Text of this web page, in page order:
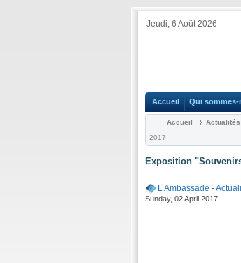
Jeudi, 6 Août 2026
Accueil Qui sommes-
Accueil
2017
Exposition
L’Ambassade -
Sunday, 02 April 2017